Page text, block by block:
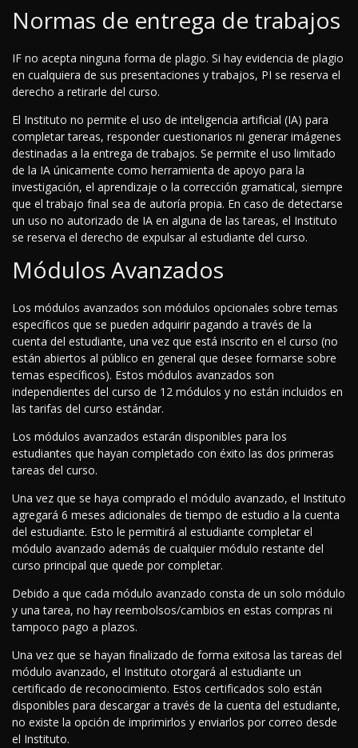
Normas de entrega de trabajos
IF no acepta ninguna forma de plagio. Si hay evidencia de plagio
en cualquiera de sus presentaciones y trabajos, PI se reserva el
derecho a retirarle del curso.
El Instituto no permite el uso de inteligencia artificial (IA) para
completar tareas, responder cuestionarios ni generar imágenes
destinadas a la entrega de trabajos. Se permite el uso limitado
de la IA únicamente como herramienta de apoyo para la
investigación, el aprendizaje o la corrección gramatical, siempre
que el trabajo final sea de autoría propia. En caso de detectarse
un uso no autorizado de IA en alguna de las tareas, el Instituto
se reserva el derecho de expulsar al estudiante del curso.
Módulos Avanzados
Los módulos avanzados son módulos opcionales sobre temas
específicos que se pueden adquirir pagando a través de la
cuenta del estudiante, una vez que está inscrito en el curso (no
están abiertos al público en general que desee formarse sobre
temas específicos). Estos módulos avanzados son
independientes del curso de 12 módulos y no están incluidos en
las tarifas del curso estándar.
Los módulos avanzados estarán disponibles para los
estudiantes que hayan completado con éxito las dos primeras
tareas del curso.
Una vez que se haya comprado el módulo avanzado, el Instituto
agregará 6 meses adicionales de tiempo de estudio a la cuenta
del estudiante. Esto le permitirá al estudiante completar el
módulo avanzado además de cualquier módulo restante del
curso principal que quede por completar.
Debido a que cada módulo avanzado consta de un solo módulo
y una tarea, no hay reembolsos/cambios en estas compras ni
tampoco pago a plazos.
Una vez que se hayan finalizado de forma exitosa las tareas del
módulo avanzado, el Instituto otorgará al estudiante un
certificado de reconocimiento. Estos certificados solo están
disponibles para descargar a través de la cuenta del estudiante,
no existe la opción de imprimirlos y enviarlos por correo desde
el Instituto.